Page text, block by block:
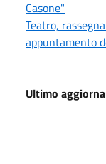
Casone"
Teatro,
appuntamento
Ultimo